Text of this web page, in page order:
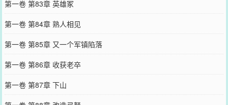
第一卷 第83章 英雄冢
第一卷 第84章 熟人相见
第一卷 第85章 又一个军镇陷落
第一卷 第86章 收获老卒
第一卷 第87章 下山